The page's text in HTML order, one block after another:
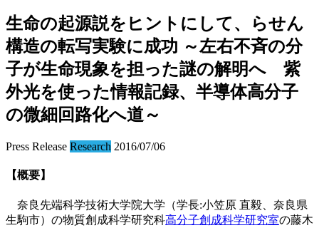
生命の起源説をヒントにして、らせん
構造の転写実験に成功 ～左右不斉の分
子が生命現象を担った謎の解明へ 紫
外光を使った情報記録、半導体高分子
の微細回路化へ道～
Press Release Research 2016/07/06
【概要】
奈良先端科学技術大学院大学（学長:小笠原 直毅、奈良県
生駒市）の物質創成科学研究科高分子創成科学研究室の藤木